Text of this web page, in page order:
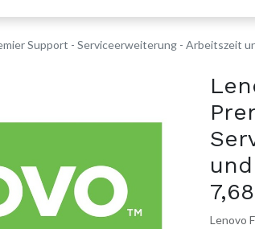
Support - Serviceerweiterung - Arbeitszeit
Lenovo